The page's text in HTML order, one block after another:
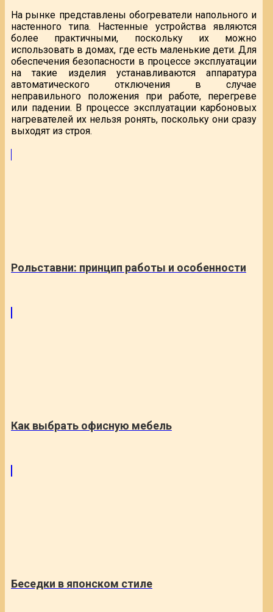
На рынке представлены обогреватели напольного и
настенного типа. Настенные устройства являются
более практичными, поскольку их можно
использовать в домах, где есть маленькие дети. Для
обеспечения безопасности в процессе эксплуатации
на такие изделия устанавливаются аппаратура
автоматического отключения в случае
неправильного положения при работе, перегреве
или падении. В процессе эксплуатации карбоновых
нагревателей их нельзя ронять, поскольку они сразу
выходят из строя.
Рольставни: принцип работы и особенности
Как выбрать офисную мебель
Беседки в японском стиле